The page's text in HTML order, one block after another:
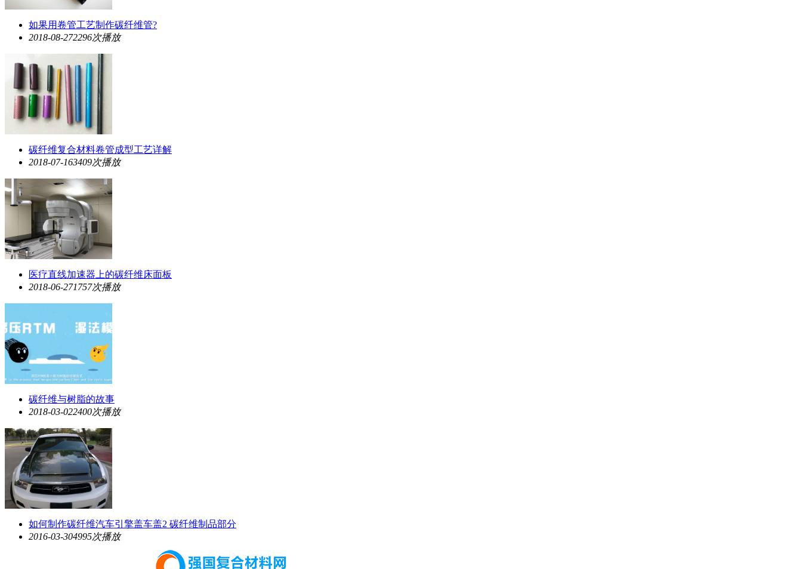
如果用卷管工艺制作碳纤维管?
2018-08-272296次播放
碳纤维复合材料卷管成型工艺详解
2018-07-163409次播放
医疗直线加速器上的碳纤维床面板
2018-06-271757次播放
碳纤维与树脂的故事
2018-03-022400次播放
如何制作碳纤维汽车引擎盖车盖2 碳纤维制品部分
2016-03-304995次播放